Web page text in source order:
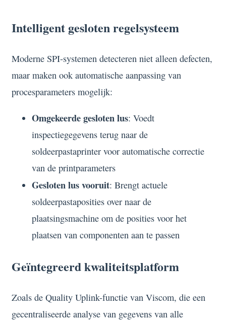
Intelligent gesloten regelsysteem
Moderne SPI-systemen detecteren niet alleen defecten,
maar maken ook automatische aanpassing van
procesparameters mogelijk:
Omgekeerde gesloten lus: Voedt
inspectiegegevens terug naar de
soldeerpastaprinter voor automatische correctie
van de printparameters
Gesloten lus vooruit: Brengt actuele
soldeerpastaposities over naar de
plaatsingsmachine om de posities voor het
plaatsen van componenten aan te passen
Geïntegreerd kwaliteitsplatform
Zoals de Quality Uplink-functie van Viscom, die een
gecentraliseerde analyse van gegevens van alle